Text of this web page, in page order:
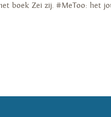
boek Zei zij. #MeToo: